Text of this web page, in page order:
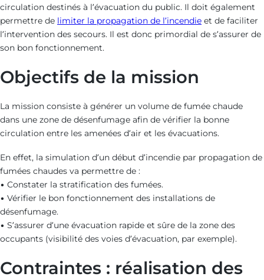
circulation destinés à l’évacuation du public. Il doit également
permettre de limiter la propagation de l’incendie et de faciliter
l’intervention des secours. Il est donc primordial de s’assurer de
son bon fonctionnement.
Objectifs de la mission
La mission consiste à générer un volume de fumée chaude
dans une zone de désenfumage afin de vérifier la bonne
circulation entre les amenées d’air et les évacuations.
En effet, la simulation d’un début d’incendie par propagation de
fumées chaudes va permettre de :
• Constater la stratification des fumées.
• Vérifier le bon fonctionnement des installations de
désenfumage.
• S’assurer d’une évacuation rapide et sûre de la zone des
occupants (visibilité des voies d’évacuation, par exemple).
Contraintes : réalisation des